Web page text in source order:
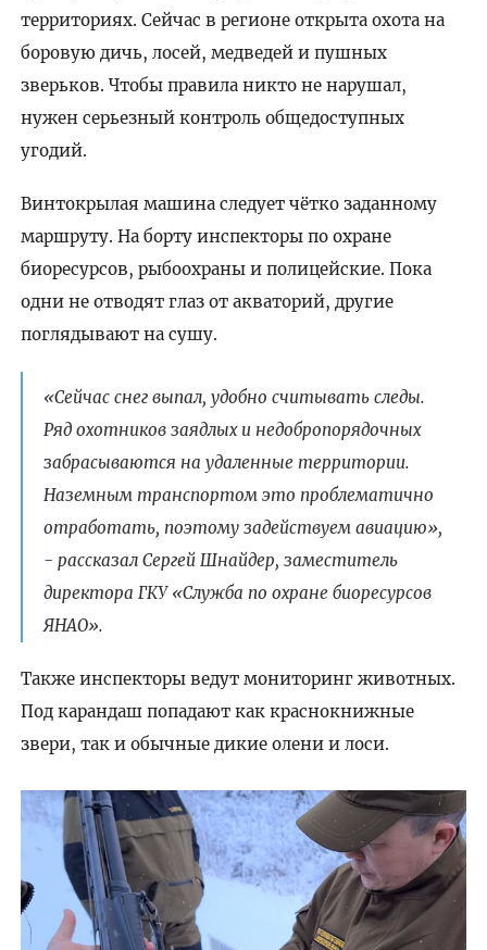
территориях. Сейчас в регионе открыта охота на
боровую дичь, лосей, медведей и пушных
зверьков. Чтобы правила никто не нарушал,
нужен серьезный контроль общедоступных
угодий.
Винтокрылая машина следует чётко заданному
маршруту. На борту инспекторы по охране
биоресурсов, рыбоохраны и полицейские. Пока
одни не отводят глаз от акваторий, другие
поглядывают на сушу.
«Сейчас снег выпал, удобно считывать следы.
Ряд охотников заядлых и недобропорядочных
забрасываются на удаленные территории.
Наземным транспортом это проблематично
отработать, поэтому задействуем авиацию»,
- рассказал Сергей Шнайдер, заместитель
директора ГКУ «Служба по охране биоресурсов
ЯНАО».
Также инспекторы ведут мониторинг животных.
Под карандаш попадают как краснокнижные
звери, так и обычные дикие олени и лоси.